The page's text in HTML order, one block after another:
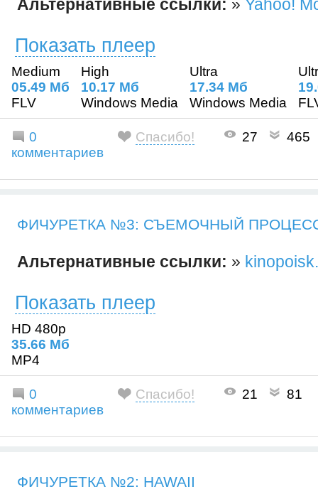
Альтернативные ссылки: » Yahoo!
Показать плеер
Medium
05.49 Mб
FLV
High
10.17 Mб
Windows Media
Ultra
17.34 Mб
Windows Media
0
комментариев
Спасибо! 27 465
ФИЧУРЕТКА №3: СЪЕМОЧНЫЙ
Альтернативные ссылки: »
Показать плеер
HD 480p
35.66 Mб
MP4
0
комментариев
Спасибо! 21 81
ФИЧУРЕТКА №2: HAWAII